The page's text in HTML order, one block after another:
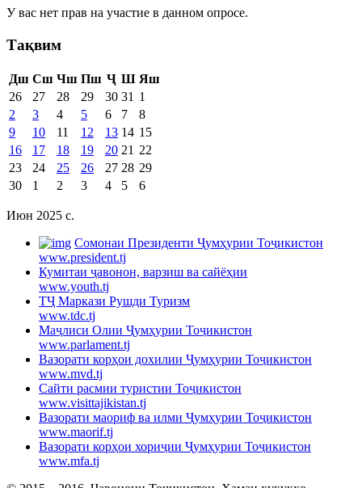
У вас нет прав на участие в данном опросе.
Тақвим
Дш Сш Чш Пш Ҷ Ш Яш
26
27 28 29 30 31 1
2
3 4 5 6 7
8
9
10 11 12 13 14 15
16
17 18 19 20 21 22
23
24 25 26 27 28 29
30
1 2 3 4 5 6
Июн 2025 c.
Cомонаи Президенти Ҷумҳурии Тоҷикистон
www.president.tj
Кумитаи ҷавонон, варзиш ва сайёҳии
www.youth.tj
ТҶ Маркази Рушди Туризм
www.tdc.tj
Маҷлиси Олии Ҷумҳурии Тоҷикистон
www.parlament.tj
Вазорати корҳои дохилии Ҷумҳурии Тоҷикистон
www.mvd.tj
Сайти расмии туристии Тоҷикистон
www.visittajikistan.tj
Вазорати маориф ва илми Ҷумҳурии Тоҷикистон
www.maorif.tj
Вазорати корҳои хориҷии Ҷумҳурии Тоҷикистон
www.mfa.tj